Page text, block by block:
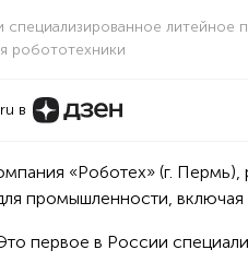
специализированное литейное
робототехники
в
«Роботех» (г. Пермь),
промышленности, включая
первое в России